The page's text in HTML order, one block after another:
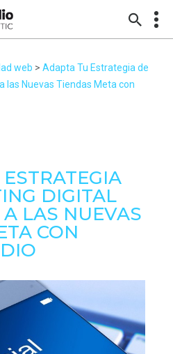
web > Adapta Tu Estrategia de
las Nuevas Tiendas Meta con
DIGITAL
LAS NUEVAS
CON